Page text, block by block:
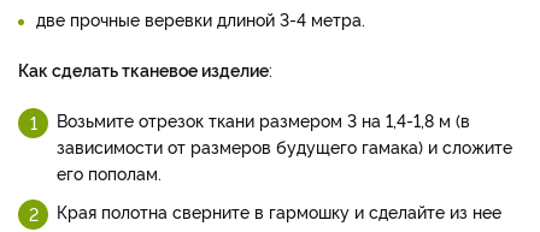
две прочные веревки длиной 3-4 метра.
Как сделать тканевое изделие:
Возьмите отрезок ткани размером 3 на 1,4-1,8 м (в
зависимости от размеров будущего гамака) и сложите
его пополам.
Края полотна сверните в гармошку и сделайте из нее